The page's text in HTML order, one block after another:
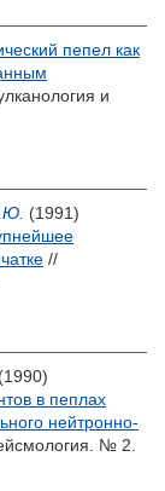
пепел как
и
(1991)
//
(1990)
в пеплах
нейтронно-
№ 2.